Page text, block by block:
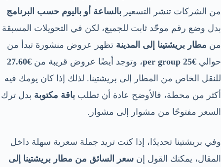
من الشركات تنشر التسعير بالساعة أو باليوم حسب البرنامج
بدل وضع رقم موحّد ثابت للجميع، لكن في التحويلات المسبقة
من مطار بريشتينا إلى المدينة تظهر عروض منشورة تبدأ من
حوالي €25 per group ، وتوجد أيضًا عروض قريبة من €27.60
للنقل الخاص من المطار إلى بريشتينا. لذلك إذا كان يومك فيه
أكثر من محطة، فالأوضح عادة أن تطلب باقة مكتوبة بدل ترك
السعر مفتوحًا من مشوار إلى مشوار.
وفي بريشتينا تحديدًا، إذا كنت تريد جملة سعرية سهلة داخل
المقال، يمكنك القول إن سعر السائق من مطار بريشتينا إلى